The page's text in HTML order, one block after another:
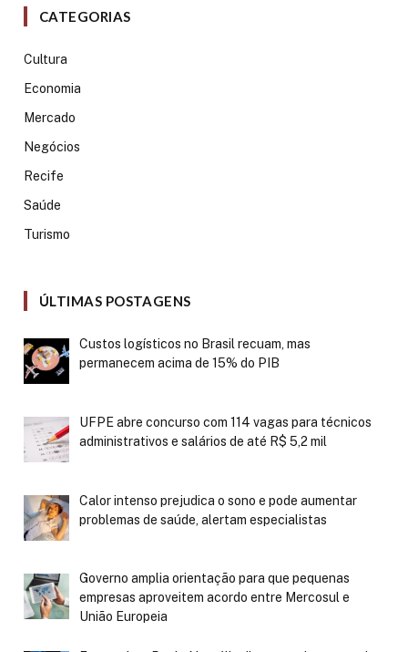
CATEGORIAS
Cultura
Economia
Mercado
Negócios
Recife
Saúde
Turismo
ÚLTIMAS POSTAGENS
Custos logísticos no Brasil recuam, mas
permanecem acima de 15% do PIB
UFPE abre concurso com 114 vagas para técnicos
administrativos e salários de até R$ 5,2 mil
Calor intenso prejudica o sono e pode aumentar
problemas de saúde, alertam especialistas
Governo amplia orientação para que pequenas
empresas aproveitem acordo entre Mercosul e
União Europeia